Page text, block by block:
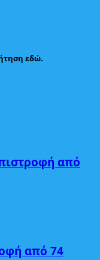
εδώ.
από
από 74